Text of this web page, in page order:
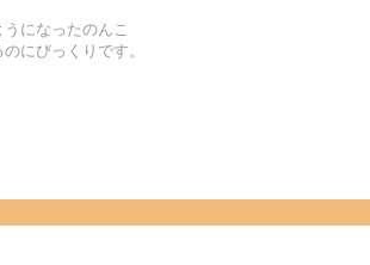
になったのんこ
にびっくりです。